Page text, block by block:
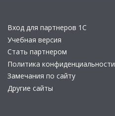
Вход для партнеров 1С
Учебная версия
Стать партнером
Политика конфиденциальности
Замечания по сайту
Другие сайты